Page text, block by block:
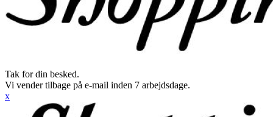
Tak for din besked.
Vi vender tilbage på e-mail inden 7 arbejdsdage.
x